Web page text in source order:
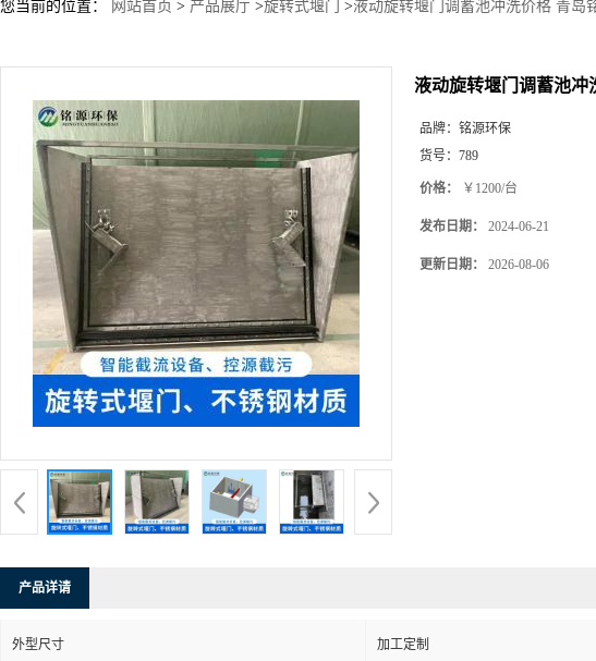
您当前的位置： 网站首页 > 产品展厅 >旋转式堰门 >液动旋转堰门调蓄池冲洗价格 青岛
液动旋转堰门调蓄池冲
品牌： 铭源环保
货号： 789
价格： ￥1200/台
发布日期： 2024-06-21
更新日期： 2026-08-06
产品详请
外型尺寸 加工定制